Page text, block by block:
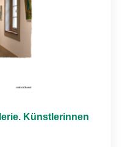
Künstlerinnen